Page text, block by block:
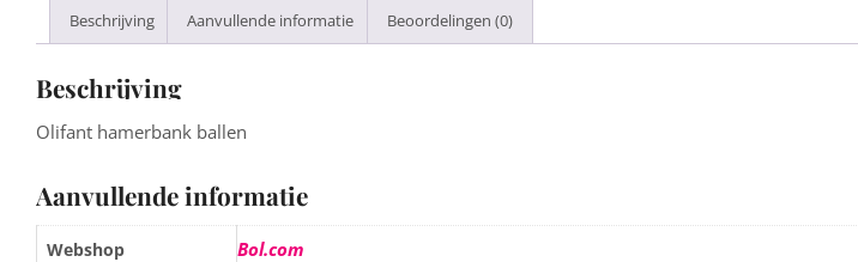
Beschrijving Aanvullende informatie Beoordelingen (0)
Beschrijving
Olifant hamerbank ballen
Aanvullende informatie
Webshop Bol.com